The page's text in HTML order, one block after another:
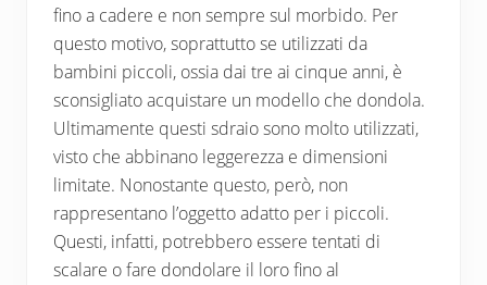
fino a cadere e non sempre sul morbido. Per
questo motivo, soprattutto se utilizzati da
bambini piccoli, ossia dai tre ai cinque anni, è
sconsigliato acquistare un modello che dondola.
Ultimamente questi sdraio sono molto utilizzati,
visto che abbinano leggerezza e dimensioni
limitate. Nonostante questo, però, non
rappresentano l’oggetto adatto per i piccoli.
Questi, infatti, potrebbero essere tentati di
scalare o fare dondolare il loro fino al